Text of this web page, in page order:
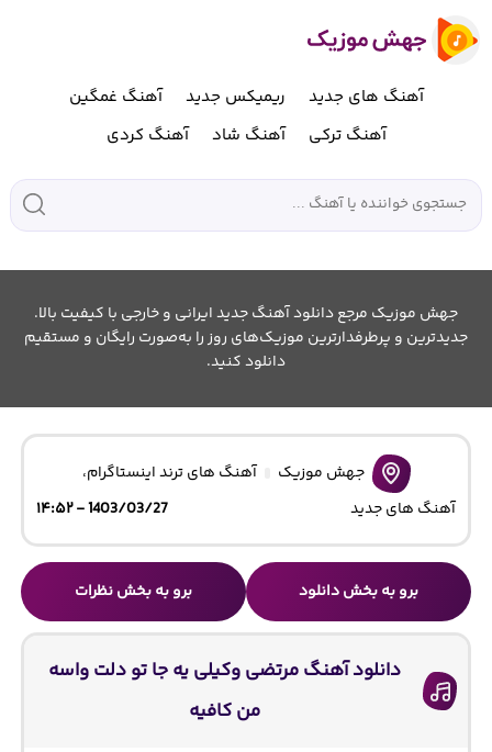
آهنگ های جدید ریمیکس جدید
آهنگ غمگین
آهنگ ترکی
آهنگ شاد آهنگ کردی
جهش موزیک مرجع دانلود آهنگ جدید ایرانی و خارجی با کیفیت بالا.
جدیدترین و پرطرفدارترین موزیک‌های روز را به‌صورت رایگان و مستقیم
دانلود کنید.
جهش موزیک آهنگ های ترند اینستاگرام،
آهنگ های جدید
1403/03/27 - ۱۴:۵۲
برو به بخش دانلود برو به بخش نظرات
دانلود آهنگ مرتضی وکیلی یه جا تو دلت واسه
من کافیه